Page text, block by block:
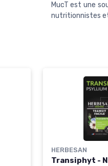
MucT est une
nutritionnistes
HERBESAN
Transiphyt -